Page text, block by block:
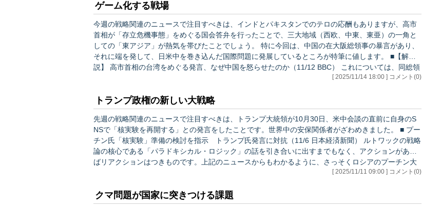
ゲーム化する戦場
今週の戦略関連のニュースで注目すべきは、インドとパキスタンでのテロの応酬もありますが、高市
首相が「存立危機事態」をめぐる国会答弁を行ったことで、三大地域（西欧、中東、東亜）の一角と
しての「東アジア」が熱気を帯びたことでしょう。 特に今回は、中国の在大阪総領事の暴言があり、
それに端を発して、日米中を巻き込んだ国際問題に発展しているところが特筆に値します。 ■【解
説】 高市首相の台湾をめぐる発言、なぜ中国を怒らせたのか（11/12 BBC） これについては、同総領
事の発言が早々にSNS上で翻訳されて海外の識者やメディアに知れ渡ったことや、台湾メディアが積
[ 2025/11/14 18:00 ] コメント(0)
トランプ政権の新しい大戦略
先週の戦略関連のニュースで注目すべきは、トランプ大統領が10月30日、米中会談の直前に自身のS
NSで「核実験を再開する」との発言をしたことです。世界中の安保関係者がざわめきました。 ■ プー
チン氏「核実験」準備の検討を指示 トランプ氏発言に対抗（11/6 日本経済新聞） ルトワックの戦略
論の核心である「パラドキシカル・ロジック」の話を引き合いに出すまでもなく、アクションがあれ
ばリアクションはつきものです。上記のニュースからもわかるように、さっそくロシアのプーチン大
統領が５日に核実験の準備を開始すべきか検討するよう国防相らに指示したとのことです。 「核時
[ 2025/11/11 09:00 ] コメント(0)
クマ問題が国家に突きつける課題